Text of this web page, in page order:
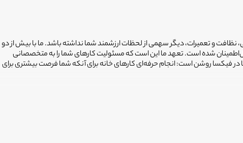
نظافت و تعمیرات، دیگر سهمی از لحظات ارزشمند شما نداشته باشد. ما با بیش از دو
شده است. تعهد ما این است که مسئولیت کارهای شما را به متخصصانی
فیکسا روشن است: انجام حرفه‌ای کارهای خانه برای آنکه شما فرصت بیشتری برای